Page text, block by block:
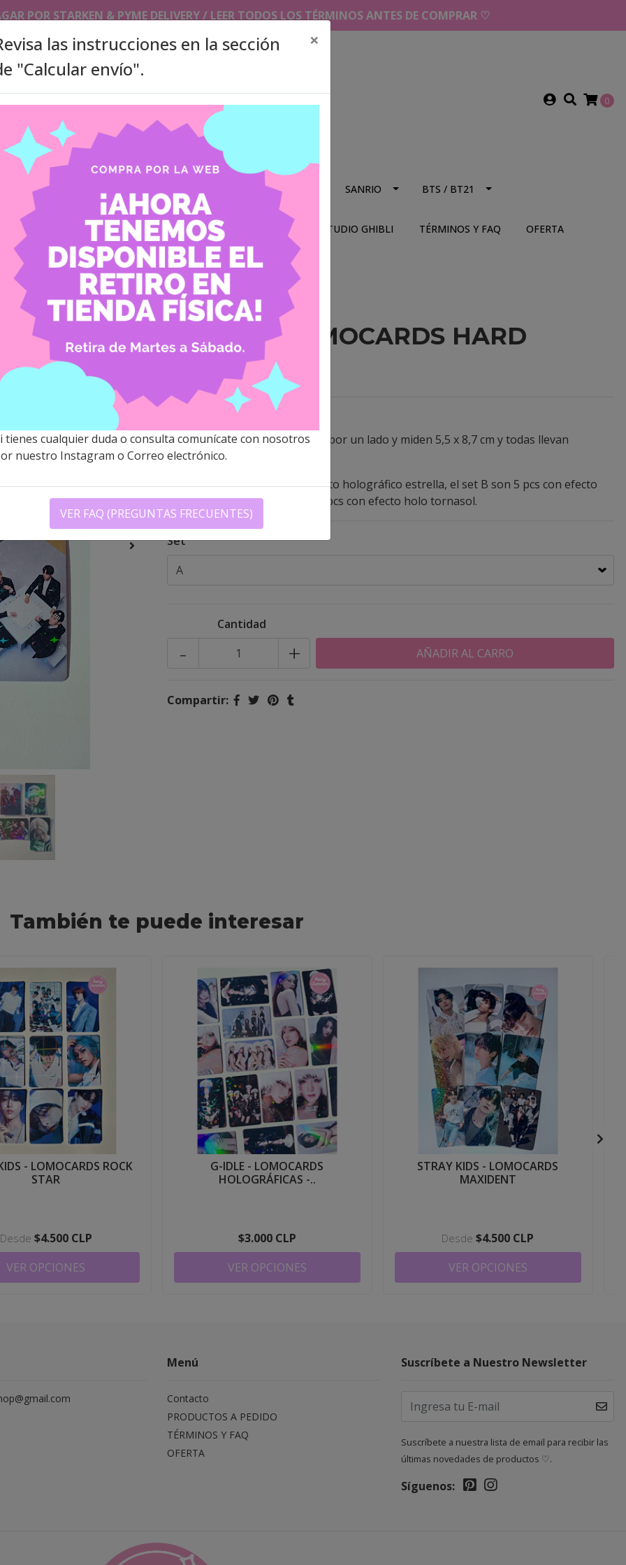
POR STARKEN & PYME DELIVERY / LEER TODOS LOS TÉRMINOS ANTES DE COMPRAR ♡
0
SLEEVES/TOPLOADERS PHOTOCARDS HOLDER/ KEYCHAINS SANRIO BTS / BT21
ITA BAGS ACCESORIOS PRODUCTOS A PEDIDO STUDIO GHIBLI TÉRMINOS Y FAQ OFERTA
SHINee - LOMOCARDS HARD
$3.000 CLP
Las lomocards son handmade, por un lado y miden 5,5 x 8,7 cm y todas llevan
laminado glossy.
El set A contiene 6 pcs con efecto holográfico estrella, el set B son 5 pcs con efecto
holo mariposa y el set C son 6 pcs con efecto holo tornasol.
Set
Cantidad
+
-
Compartir:
También te puede interesar
- LOMOCARDS ROCK
STAR
Desde $4.500 CLP
VER OPCIONES
G-IDLE - LOMOCARDS
HOLOGRÁFICAS -..
$3.000 CLP
VER OPCIONES
STRAY KIDS - LOMOCARDS
MAXIDENT
Desde$4.500 CLP
VER OPCIONES
Menú
Contacto
PRODUCTOS A PEDIDO
TÉRMINOS Y FAQ
OFERTA
Suscríbete a Nuestro Newsletter
Suscríbete a nuestra lista de email para recibir las
últimas novedades de productos ♡.
Síguenos:
las instrucciones en la sección
"Calcular envío".
×
tienes cualquier duda o consulta comunícate con nosotros
nuestro Instagram o Correo electrónico.
VER FAQ (PREGUNTAS FRECUENTES)